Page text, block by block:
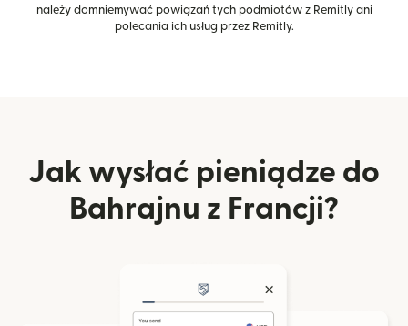
należy domniemywać powiązań tych podmiotów z Remitly ani
polecania ich usług przez Remitly.
Jak wysłać pieniądze do
Bahrajnu z Francji?